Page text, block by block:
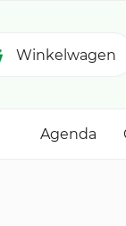
Winkelwagen
Agenda